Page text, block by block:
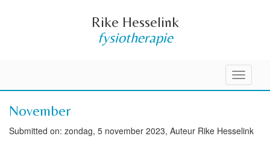
Rike Hesselink
fysiotherapie
Toggle
November
Submitted on: zondag, 5 november 2023, Auteur Rike Hesselink